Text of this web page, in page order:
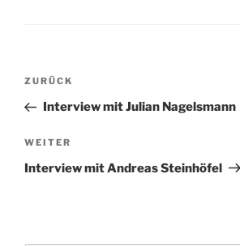
Beitragsnavigation
Vorheriger
Beitrag
ZURÜCK
Interview mit Julian Nagelsmann
Nächster
Beitrag
WEITER
Interview mit Andreas Steinhöfel